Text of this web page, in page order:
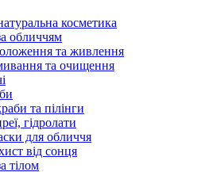
косметика
обличчям
та живлення
та очищення
та пілінги
гідролати
для обличчя
від сонця
тілом